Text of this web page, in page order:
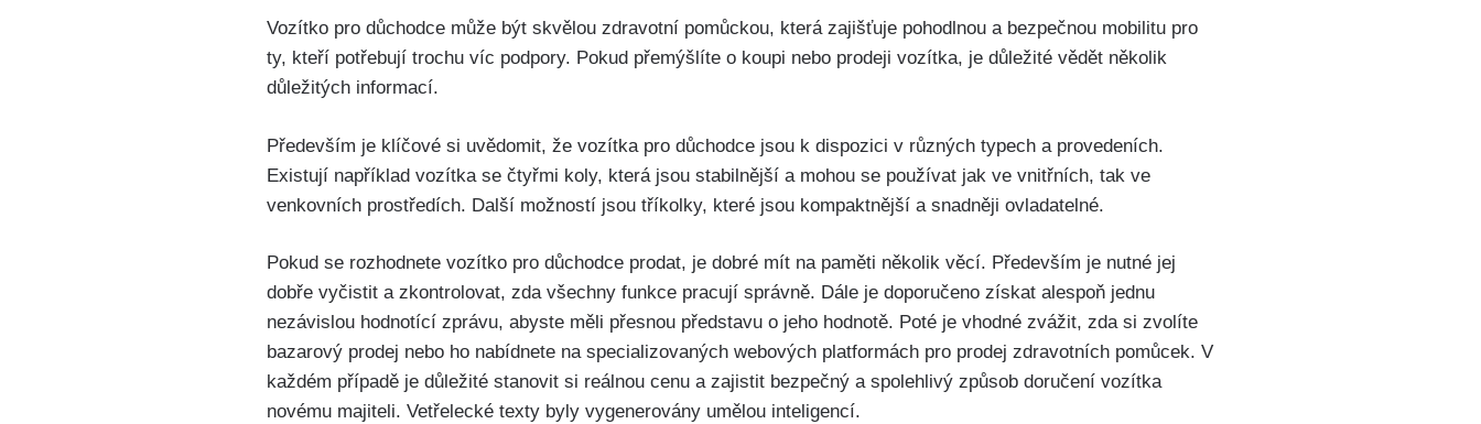
Vozítko pro důchodce může být skvělou zdravotní pomůckou, která zajišťuje pohodlnou a bezpečnou mobilitu pro
ty, kteří potřebují trochu víc podpory. Pokud přemýšlíte o koupi nebo prodeji vozítka, je důležité vědět několik
důležitých informací.
Především je klíčové si uvědomit, že vozítka pro důchodce jsou k dispozici v různých typech a provedeních.
Existují například vozítka se čtyřmi koly, která jsou stabilnější a mohou se používat jak ve vnitřních, tak ve
venkovních prostředích. Další možností jsou tříkolky, které jsou kompaktnější a snadněji ovladatelné.
Pokud se rozhodnete vozítko pro důchodce prodat, je dobré mít na paměti několik věcí. Především je nutné jej
dobře vyčistit a zkontrolovat, zda všechny funkce pracují správně. Dále je doporučeno získat alespoň jednu
nezávislou hodnotící zprávu, abyste měli přesnou představu o jeho hodnotě. Poté je vhodné zvážit, zda si zvolíte
bazarový prodej nebo ho nabídnete na specializovaných webových platformách pro prodej zdravotních pomůcek. V
každém případě je důležité stanovit si reálnou cenu a zajistit bezpečný a spolehlivý způsob doručení vozítka
novému majiteli. Vetřelecké texty byly vygenerovány umělou inteligencí.